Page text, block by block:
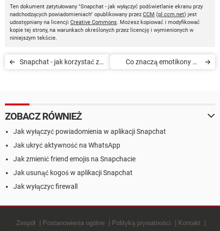
Ten dokument zatytułowany "Snapchat - jak wyłączyć podświetlanie ekranu przy
nadchodzących powiadomieniach" opublikowany przez CCM (pl.ccm.net) jest
udostępniany na licencji Creative Commons. Możesz kopiować i modyfikować
kopie tej strony, na warunkach określonych przez licencję i wymienionych w
niniejszym tekście.
Snapchat - jak korzystać z
Co znaczą emotikony na
ZOBACZ RÓWNIEŻ
Jak wyłączyć powiadomienia w aplikacji Snapchat
Jak ukryć aktywność na WhatsApp
Jak zmienić friend emojis na Snapchacie
Jak usunąć kogoś w aplikacji Snapchat
Jak wyłączyc firewall
Zespół Postanowienia ogólne Polityką prywatności Kontakt